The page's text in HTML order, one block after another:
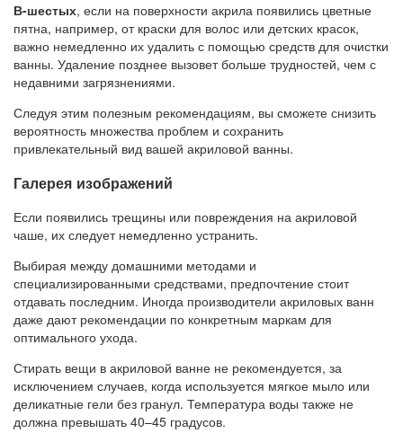
В-шестых, если на поверхности акрила появились цветные
пятна, например, от краски для волос или детских красок,
важно немедленно их удалить с помощью средств для очистки
ванны. Удаление позднее вызовет больше трудностей, чем с
недавними загрязнениями.
Следуя этим полезным рекомендациям, вы сможете снизить
вероятность множества проблем и сохранить
привлекательный вид вашей акриловой ванны.
Галерея изображений
Если появились трещины или повреждения на акриловой
чаше, их следует немедленно устранить.
Выбирая между домашними методами и
специализированными средствами, предпочтение стоит
отдавать последним. Иногда производители акриловых ванн
даже дают рекомендации по конкретным маркам для
оптимального ухода.
Стирать вещи в акриловой ванне не рекомендуется, за
исключением случаев, когда используется мягкое мыло или
деликатные гели без гранул. Температура воды также не
должна превышать 40–45 градусов.